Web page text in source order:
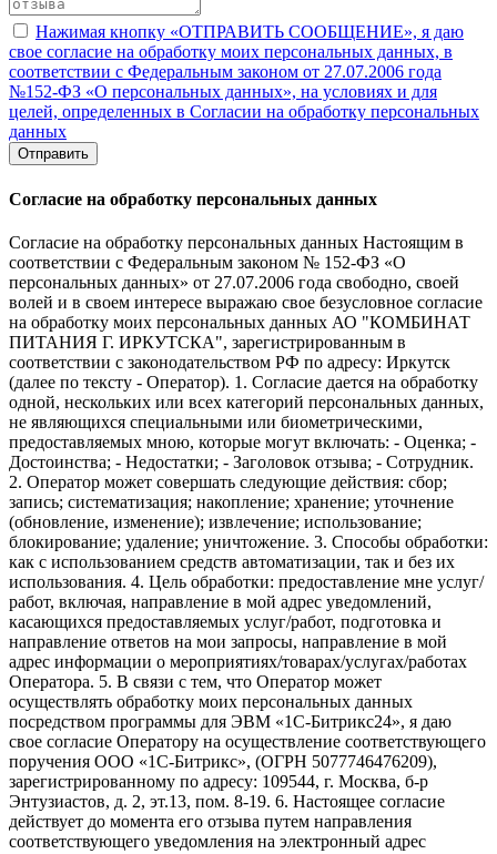
Нажимая кнопку «ОТПРАВИТЬ СООБЩЕНИЕ», я даю
свое согласие на обработку моих персональных данных, в
соответствии с Федеральным законом от 27.07.2006 года
№152-ФЗ «О персональных данных», на условиях и для
целей, определенных в Согласии на обработку персональных
данных
Отправить
Согласие на обработку персональных данных
Согласие на обработку персональных данных Настоящим в
соответствии с Федеральным законом № 152-ФЗ «О
персональных данных» от 27.07.2006 года свободно, своей
волей и в своем интересе выражаю свое безусловное согласие
на обработку моих персональных данных АО "КОМБИНАТ
ПИТАНИЯ Г. ИРКУТСКА", зарегистрированным в
соответствии с законодательством РФ по адресу: Иркутск
(далее по тексту - Оператор). 1. Согласие дается на обработку
одной, нескольких или всех категорий персональных данных,
не являющихся специальными или биометрическими,
предоставляемых мною, которые могут включать: - Оценка; -
Достоинства; - Недостатки; - Заголовок отзыва; - Сотрудник.
2. Оператор может совершать следующие действия: сбор;
запись; систематизация; накопление; хранение; уточнение
(обновление, изменение); извлечение; использование;
блокирование; удаление; уничтожение. 3. Способы обработки:
как с использованием средств автоматизации, так и без их
использования. 4. Цель обработки: предоставление мне услуг/
работ, включая, направление в мой адрес уведомлений,
касающихся предоставляемых услуг/работ, подготовка и
направление ответов на мои запросы, направление в мой
адрес информации о мероприятиях/товарах/услугах/работах
Оператора. 5. В связи с тем, что Оператор может
осуществлять обработку моих персональных данных
посредством программы для ЭВМ «1С-Битрикс24», я даю
свое согласие Оператору на осуществление соответствующего
поручения ООО «1С-Битрикс», (ОГРН 5077746476209),
зарегистрированному по адресу: 109544, г. Москва, б-р
Энтузиастов, д. 2, эт.13, пом. 8-19. 6. Настоящее согласие
действует до момента его отзыва путем направления
соответствующего уведомления на электронный адрес